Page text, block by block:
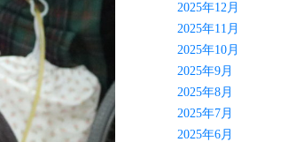
2025年12月
2025年11月
2025年10月
2025年9月
2025年8月
2025年7月
2025年6月